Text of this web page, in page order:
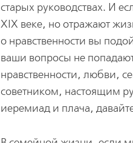
старых руководствах. И
XIX веке, но отражают
о нравственности вы
ваши вопросы не
нравственности, любви,
советником, настоящим
иеремиад и плача,